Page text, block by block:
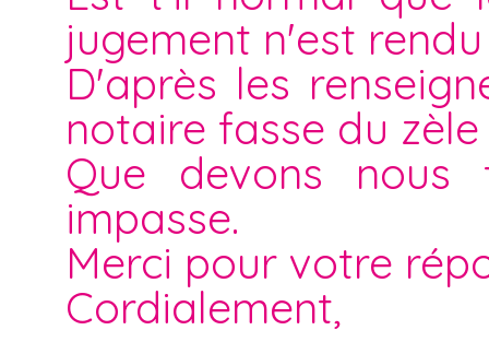
jugement n'est
D'après les
notaire fasse du
Que devons nous
impasse.
Merci pour votre
Cordialement,